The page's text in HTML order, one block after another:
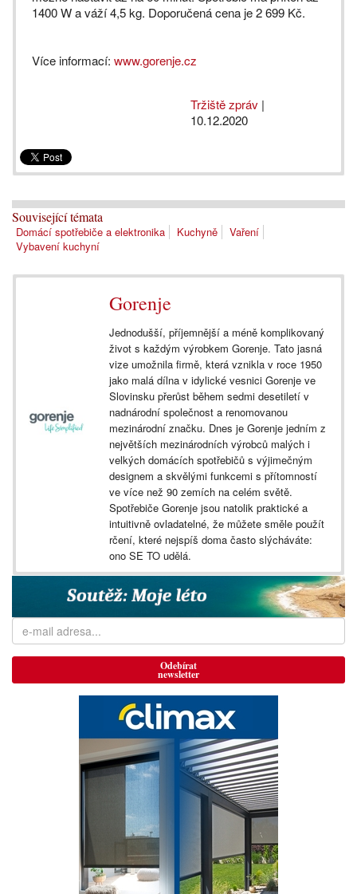
1400 W a váží 4,5 kg. Doporučená cena je 2 699 Kč.
Více informací: www.gorenje.cz
Tržiště zpráv |
10.12.2020
Související témata
Domácí spotřebiče a elektronika Kuchyně
Vaření
Vybavení kuchyní
Gorenje
Jednodušší, příjemnější a méně komplikovaný
život s každým výrobkem Gorenje. Tato jasná
vize umožnila firmě, která vznikla v roce 1950
jako malá dílna v idylické vesnici Gorenje ve
Slovinsku přerůst během sedmi desetiletí v
nadnárodní společnost a renomovanou
mezinárodní značku. Dnes je Gorenje jedním z
největších mezinárodních výrobců malých i
velkých domácích spotřebičů s výjimečným
designem a skvělými funkcemi s přítomností
ve více než 90 zemích na celém světě.
Spotřebiče Gorenje jsou natolik praktické a
intuitivně ovladatelné, že můžete směle použít
rčení, které nejspíš doma často slýcháváte:
ono SE TO udělá.
Odebírat
newsletter